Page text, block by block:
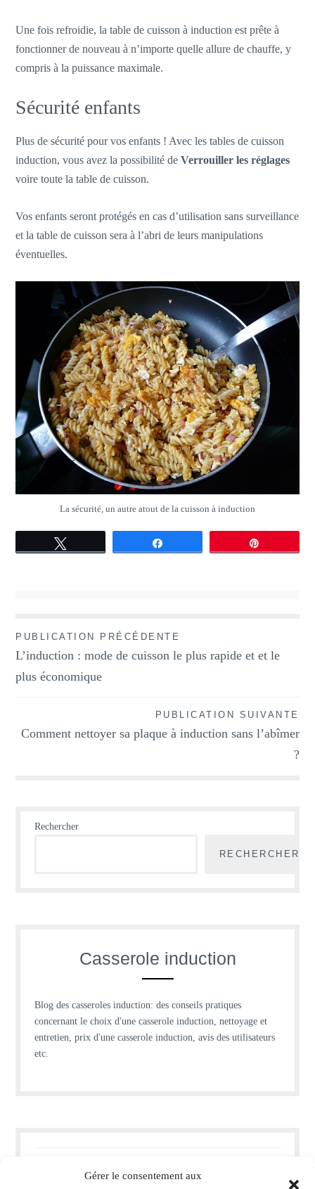
Gérer le consentement aux
Une fois refroidie, la table de cuisson à induction est prête à
fonctionner de nouveau à n’importe quelle allure de chauffe, y
compris à la puissance maximale.
Sécurité enfants
Plus de sécurité pour vos enfants ! Avec les tables de cuisson
induction, vous avez la possibilité de Verrouiller les réglages
voire toute la table de cuisson.
Vos enfants seront protégés en cas d’utilisation sans surveillance
et la table de cuisson sera à l’abri de leurs manipulations
éventuelles.
La sécurité, un autre atout de la cuisson à induction
Navigation
de
l’article
PUBLICATION PRÉCÉDENTE
L’induction : mode de cuisson le plus rapide et et le
plus économique
PUBLICATION SUIVANTE
Comment nettoyer sa plaque à induction sans l’abîmer
?
Rechercher
RECHERCHER
Casserole induction
Blog des casseroles induction: des conseils pratiques
concernant le choix d'une casserole induction, nettoyage et
entretien, prix d'une casserole induction, avis des utilisateurs
etc.
prolonger leur durée de vie ?